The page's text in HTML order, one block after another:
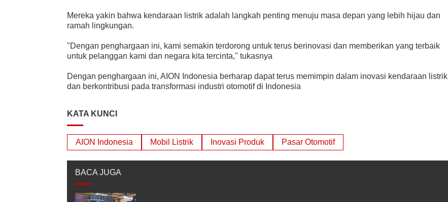
Mereka yakin bahwa kendaraan listrik adalah langkah penting menuju masa depan yang lebih hijau dan
ramah lingkungan.
"Dengan penghargaan ini, kami semakin terdorong untuk terus berinovasi dan memberikan yang terbaik
untuk pelanggan kami dan negara kita tercinta," tukasnya
Dengan penghargaan ini, AION Indonesia berharap dapat terus memimpin dalam inovasi kendaraan listrik
dan berkontribusi pada transformasi industri otomotif di Indonesia
KATA KUNCI
AION Indonesia Mobil Listrik Inovasi Produk Pasar Otomotif
BACA JUGA